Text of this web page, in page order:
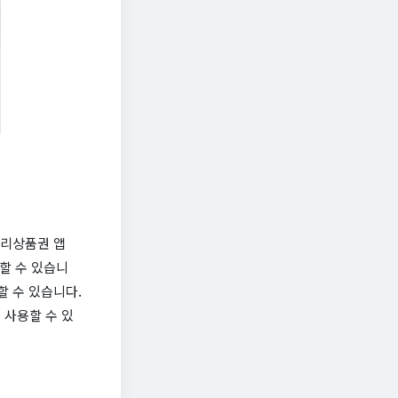
상품권 앱
수 있습니
수 있습니다.
용할 수 있